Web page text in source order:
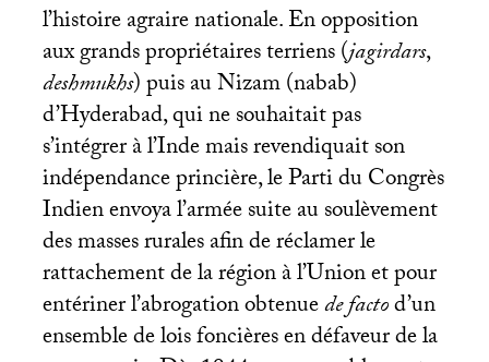
l’histoire agraire nationale. En opposition
aux grands propriétaires terriens (jagirdars,
deshmukhs) puis au Nizam (nabab)
d’Hyderabad, qui ne souhaitait pas
s’intégrer à l’Inde mais revendiquait son
indépendance princière, le Parti du Congrès
Indien envoya l’armée suite au soulèvement
des masses rurales afin de réclamer le
rattachement de la région à l’Union et pour
entériner l’abrogation obtenuede factod’un
ensemble de lois foncières en défaveur de la